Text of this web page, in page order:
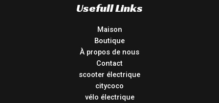
Usefull Links
Maison
Boutique
À propos de nous
Contact
scooter électrique
citycoco
vélo électrique